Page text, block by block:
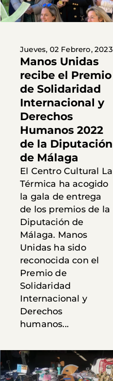
Jueves, 02 Febrero, 2023
Manos Unidas
recibe el Premio
de Solidaridad
Internacional y
Derechos
Humanos 2022
de la Diputación
de Málaga
El Centro Cultural La
Térmica ha acogido
la gala de entrega
de los premios de la
Diputación de
Málaga. Manos
Unidas ha sido
reconocida con el
Premio de
Solidaridad
Internacional y
Derechos
humanos...